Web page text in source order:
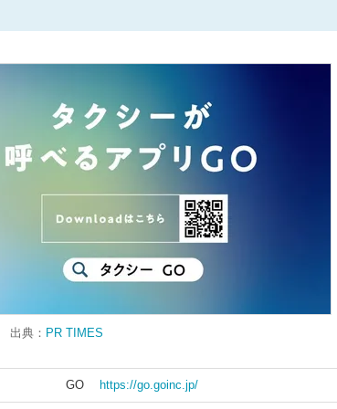
出典： PR TIMES
GO https://go.goinc.jp/